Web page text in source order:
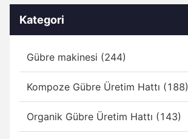
Kategori
Gübre makinesi (244)
Kompoze Gübre Üretim Hattı (188)
Organik Gübre Üretim Hattı (143)